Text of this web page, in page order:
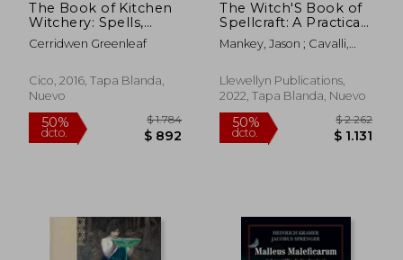
50% $ 2.231 15%
The Book of Kitchen
Witchery: Spells,
recipes, and rituals for
magical meals, an
and a happy home
(en Inglés)
Cerridwen Greenleaf
Cico, 2016, Tapa Blanda,
Nuevo
The Witch'S Book of
Spellcraft: A Practical
Guide to Connecting
With the Magick of
Plants & Herbs (en
Inglés)
Mankey, Jason ; Cavalli,
Llewellyn Publications,
2022, Tapa Blanda, Nuevo